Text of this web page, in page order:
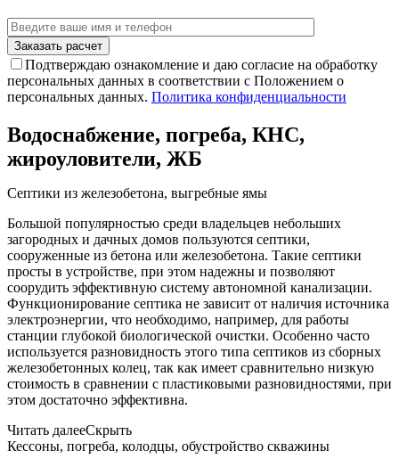
Подтверждаю ознакомление и даю согласие на обработку
персональных данных в соответствии с Положением о
персональных данных. Политика конфиденциальности
Водоснабжение, погреба, КНС,
жироуловители, ЖБ
Септики из железобетона, выгребные ямы
Большой популярностью среди владельцев небольших
загородных и дачных домов пользуются септики,
сооруженные из бетона или железобетона. Такие септики
просты в устройстве, при этом надежны и позволяют
соорудить эффективную систему автономной канализации.
Функционирование септика не зависит от наличия источника
электроэнергии, что необходимо, например, для работы
станции глубокой биологической очистки. Особенно часто
используется разновидность этого типа септиков из сборных
железобетонных колец, так как имеет сравнительно низкую
стоимость в сравнении с пластиковыми разновидностями, при
этом достаточно эффективна.
Читать далееСкрыть
Кессоны, погреба, колодцы, обустройство скважины